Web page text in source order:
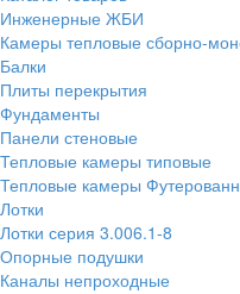
Инженерные ЖБИ
Камеры тепловые сборно-
Балки
Плиты перекрытия
Фундаменты
Панели стеновые
Тепловые камеры типовые
Тепловые камеры
Лотки
Лотки серия 3.006.1-8
Опорные подушки
Каналы непроходные